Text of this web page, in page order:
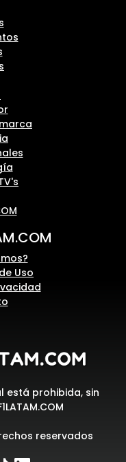
Uso
está prohibida, sin
reservados